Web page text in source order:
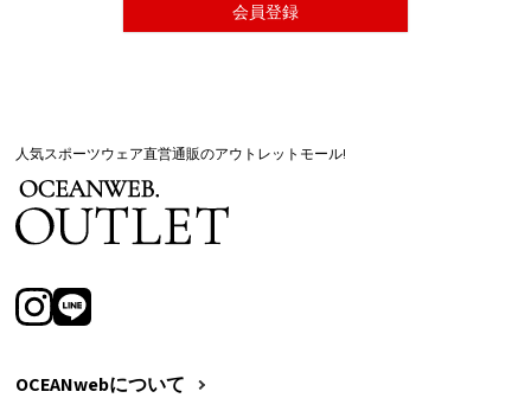
会員登録
人気スポーツウェア直営通販のアウトレットモール!
OCEANwebについて